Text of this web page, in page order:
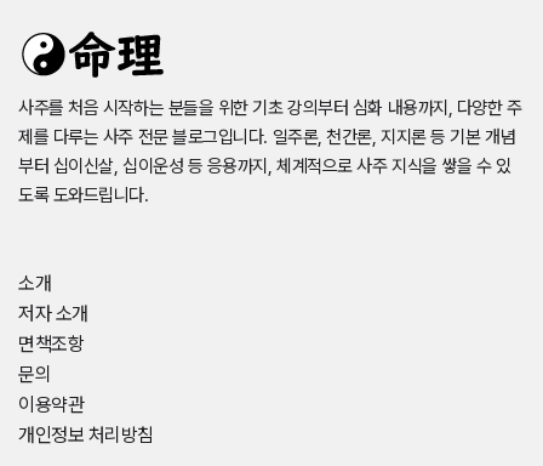
사주를 처음 시작하는 분들을 위한 기초 강의부터 심화 내용까지, 다양한 주
제를 다루는 사주 전문 블로그입니다. 일주론, 천간론, 지지론 등 기본 개념
부터 십이신살, 십이운성 등 응용까지, 체계적으로 사주 지식을 쌓을 수 있
도록 도와드립니다.
소개
저자 소개
면책조항
문의
이용약관
개인정보 처리방침